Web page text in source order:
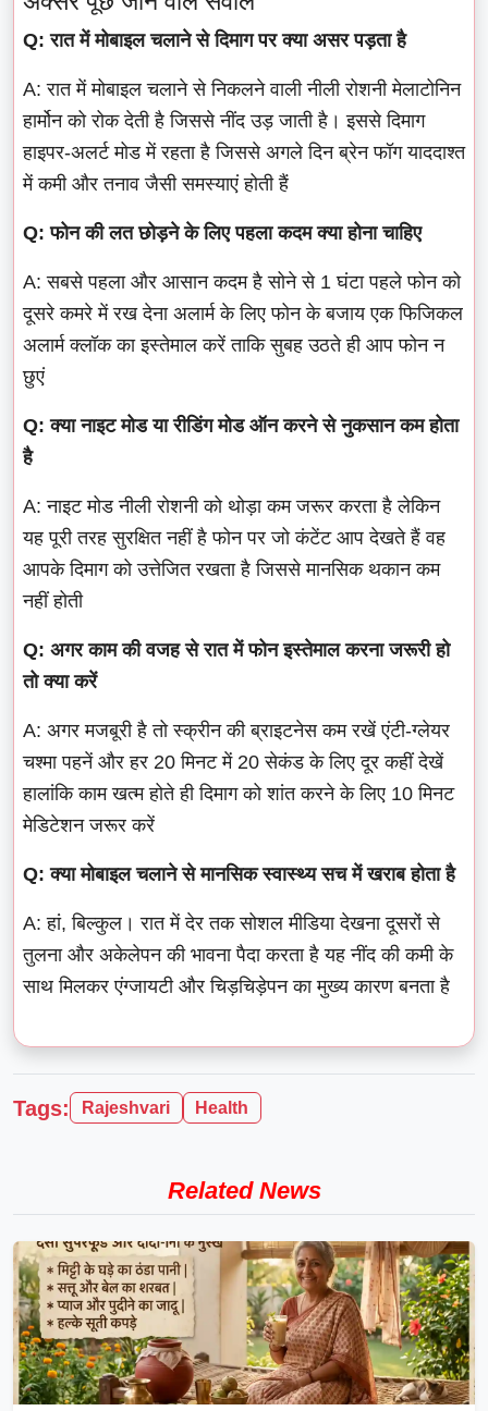
Q: रात में मोबाइल चलाने से दिमाग पर क्या असर पड़ता है
A: रात में मोबाइल चलाने से निकलने वाली नीली रोशनी मेलाटोनिन
हार्मोन को रोक देती है जिससे नींद उड़ जाती है। इससे दिमाग
हाइपर-अलर्ट मोड में रहता है जिससे अगले दिन ब्रेन फॉग याददाश्त
में कमी और तनाव जैसी समस्याएं होती हैं
Q: फोन की लत छोड़ने के लिए पहला कदम क्या होना चाहिए
A: सबसे पहला और आसान कदम है सोने से 1 घंटा पहले फोन को
दूसरे कमरे में रख देना अलार्म के लिए फोन के बजाय एक फिजिकल
अलार्म क्लॉक का इस्तेमाल करें ताकि सुबह उठते ही आप फोन न
छुएं
Q: क्या नाइट मोड या रीडिंग मोड ऑन करने से नुकसान कम होता
है
A: नाइट मोड नीली रोशनी को थोड़ा कम जरूर करता है लेकिन
यह पूरी तरह सुरक्षित नहीं है फोन पर जो कंटेंट आप देखते हैं वह
आपके दिमाग को उत्तेजित रखता है जिससे मानसिक थकान कम
नहीं होती
Q: अगर काम की वजह से रात में फोन इस्तेमाल करना जरूरी हो
तो क्या करें
A: अगर मजबूरी है तो स्क्रीन की ब्राइटनेस कम रखें एंटी-ग्लेयर
चश्मा पहनें और हर 20 मिनट में 20 सेकंड के लिए दूर कहीं देखें
हालांकि काम खत्म होते ही दिमाग को शांत करने के लिए 10 मिनट
मेडिटेशन जरूर करें
Q: क्या मोबाइल चलाने से मानसिक स्वास्थ्य सच में खराब होता है
A: हां, बिल्कुल। रात में देर तक सोशल मीडिया देखना दूसरों से
तुलना और अकेलेपन की भावना पैदा करता है यह नींद की कमी के
साथ मिलकर एंग्जायटी और चिड़चिड़ेपन का मुख्य कारण बनता है
Tags: Rajeshvari Health
Related News